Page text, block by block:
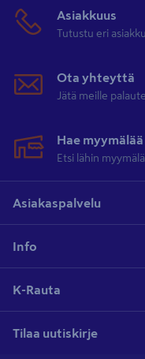
Asiakkuus
Tutustu eri
Ota yhteyttä
Jätä meille
Hae myymälää
Etsi lähin
Asiakaspalvelu
Info
K-Rauta
Tilaa uutiskirje